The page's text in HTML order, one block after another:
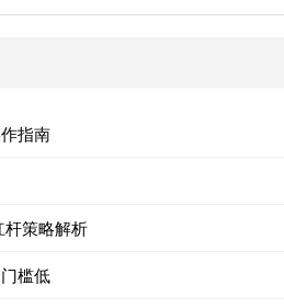
指南
杆策略解析
槛低